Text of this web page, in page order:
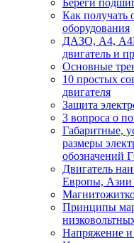
Береги
Как получать
оборудования
ДАЗО, А4,
двигатель и
Основные
10 простых
двигателя
Защита
3 вопроса о
Габаритные,
размеры
Двигатель
Европы, Азии
Принципы
Напряжение и